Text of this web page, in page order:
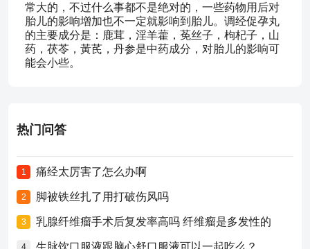
常大的，不过什么事都不是绝对的，一些药物用后对
胎儿的影响增加也不一定就影响到胎儿。调经促孕丸
的主要成分是：鹿茸，淫羊藿，莬丝子，枸杞子，山
药，茯苓，黃芪，丹参是中药成分，对胎儿的影响可
能会小些。
热门问答
1 痛经太厉害了怎么办啊
2 脚被铁丝扎了用打破伤风吗
3 乳腺纤维瘤手术后复发率高吗 纤维瘤是多发性的
4 生脉饮口服液跟脑心舒口服液可以一起吃么？